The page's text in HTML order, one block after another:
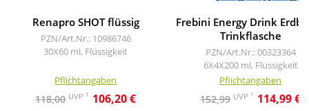
Renapro SHOT flüssig
PZN/Art.Nr.: 10986746
30X60 ml, Flüssigkeit
Pflichtangaben
118,00 UVP 1 106,20 €
Frebini Energy Drink
Trinkflasche
PZN/Art.Nr.: 00323364
6X4X200 ml, Flüssigkeit
Pflichtangaben
152,99 UVP 1 114,99 €